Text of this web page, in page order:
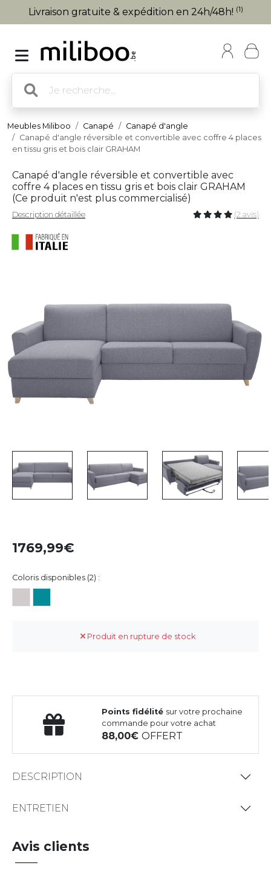
Livraison gratuite & expédition en 24h/48h! (1)
Meubles Miliboo Canapé
Canapé d'angle
Canapé d'angle réversible et convertible avec coffre 4 places
en tissu gris et bois clair GRAHAM
Canapé d'angle réversible et convertible avec
coffre 4 places en tissu gris et bois clair GRAHAM
(Ce produit n'est plus commercialisé)
Description détaillée (2 avis)
1769,99
Coloris disponibles (2) :
Produit en rupture de stock
Points fidélité sur votre prochaine
commande pour votre achat
88,00OFFERT
DESCRIPTION
ENTRETIEN
Avis clients